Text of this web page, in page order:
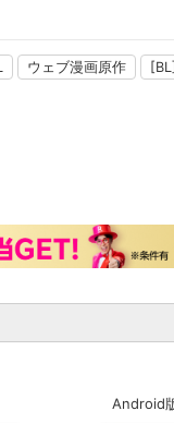
ウェブ漫画原作
Android